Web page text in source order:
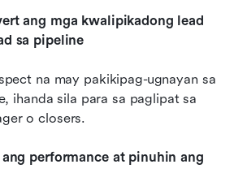
ang mga kwalipikadong lead
sa pipeline
na may pakikipag-ugnayan sa
ihanda sila para sa paglipat sa
o closers.
performance at pinuhin ang